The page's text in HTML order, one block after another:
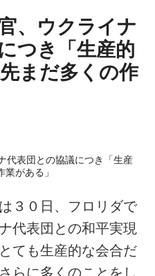
、ウクライナ
つき「生産的
まだ多くの作
３０日、フロリダで
代表団との和平実現
ても生産的な会合だ
らに多くのことをし